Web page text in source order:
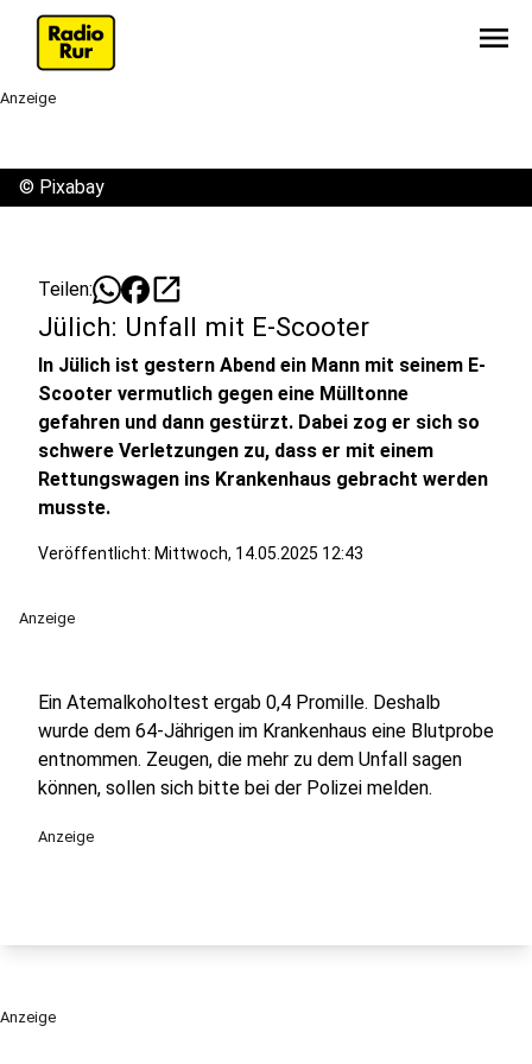
menu
Anzeige
© Pixabay
Teilen: open_in_new
Jülich: Unfall mit E-Scooter
In Jülich ist gestern Abend ein Mann mit seinem E-
Scooter vermutlich gegen eine Mülltonne
gefahren und dann gestürzt. Dabei zog er sich so
schwere Verletzungen zu, dass er mit einem
Rettungswagen ins Krankenhaus gebracht werden
musste.
Veröffentlicht: Mittwoch, 14.05.2025 12:43
Anzeige
Ein Atemalkoholtest ergab 0,4 Promille. Deshalb
wurde dem 64-Jährigen im Krankenhaus eine Blutprobe
entnommen. Zeugen, die mehr zu dem Unfall sagen
können, sollen sich bitte bei der Polizei melden.
Anzeige
Anzeige